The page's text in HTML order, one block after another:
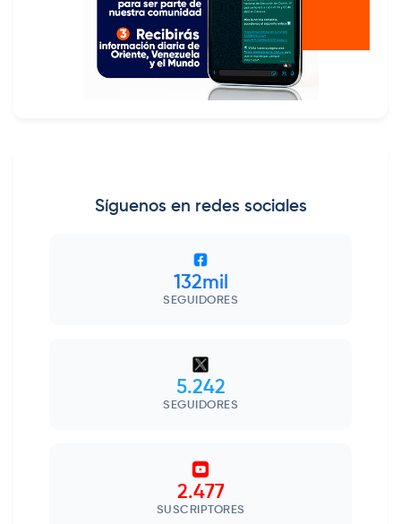
Síguenos en redes sociales
132mil
SEGUIDORES
5.242
SEGUIDORES
2.477
SUSCRIPTORES